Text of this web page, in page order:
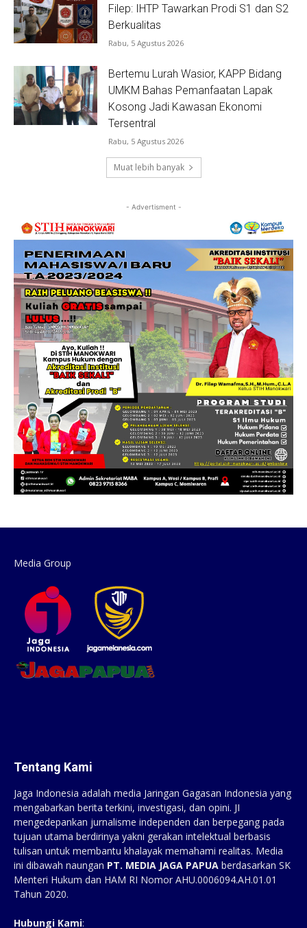
Filep: IHTP Tawarkan Prodi S1 dan S2
Berkualitas
Rabu, 5 Agustus 2026
Bertemu Lurah Wasior, KAPP Bidang
UMKM Bahas Pemanfaatan Lapak
Kosong Jadi Kawasan Ekonomi
Tersentral
Rabu, 5 Agustus 2026
Muat lebih banyak
- Advertisment -
Media Group
Tentang Kami
Jaga Indonesia adalah media Jaringan Gagasan Indonesia yang
mengabarkan berita terkini, investigasi, dan opini. JI
mengedepankan jurnalisme independen dan berpegang pada
tujuan utama berdirinya yakni gerakan intelektual berbasis
tulisan untuk membantu khalayak memahami realitas. Media
ini dibawah naungan PT. MEDIA JAGA PAPUA berdasarkan SK
Menteri Hukum dan HAM RI Nomor AHU.0006094.AH.01.01
Tahun 2020.
Hubungi Kami: